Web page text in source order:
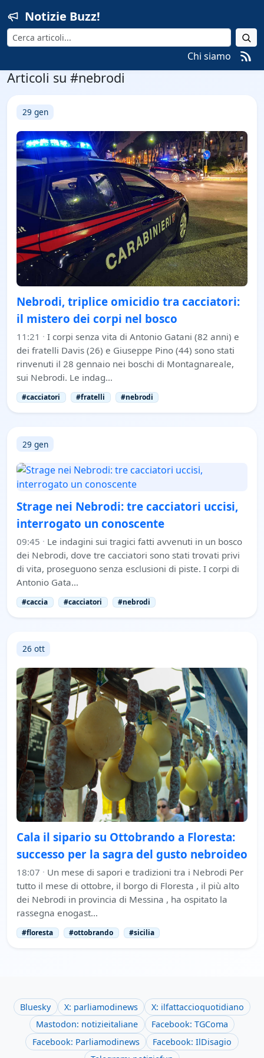
Notizie Buzz!
Cerca
Chi siamo
Articoli su #nebrodi
29 gen
Nebrodi, triplice omicidio tra cacciatori:
il mistero dei corpi nel bosco
11:21 · I corpi senza vita di Antonio Gatani (82 anni) e
dei fratelli Davis (26) e Giuseppe Pino (44) sono stati
rinvenuti il 28 gennaio nei boschi di Montagnareale,
sui Nebrodi. Le indag…
#cacciatori #fratelli #nebrodi
29 gen
Strage nei Nebrodi: tre cacciatori uccisi,
interrogato un conoscente
09:45 · Le indagini sui tragici fatti avvenuti in un bosco
dei Nebrodi, dove tre cacciatori sono stati trovati privi
di vita, proseguono senza esclusioni di piste. I corpi di
Antonio Gata…
#caccia #cacciatori #nebrodi
26 ott
Cala il sipario su Ottobrando a Floresta:
successo per la sagra del gusto nebroideo
18:07 · Un mese di sapori e tradizioni tra i Nebrodi Per
tutto il mese di ottobre, il borgo di Floresta , il più alto
dei Nebrodi in provincia di Messina , ha ospitato la
rassegna enogast…
#floresta #ottobrando #sicilia
Bluesky X: parliamodinews
X: ilfattaccioquotidiano
Mastodon: notizieitaliane
Facebook: TGComa
Facebook: Parliamodinews
Facebook: IlDisagio